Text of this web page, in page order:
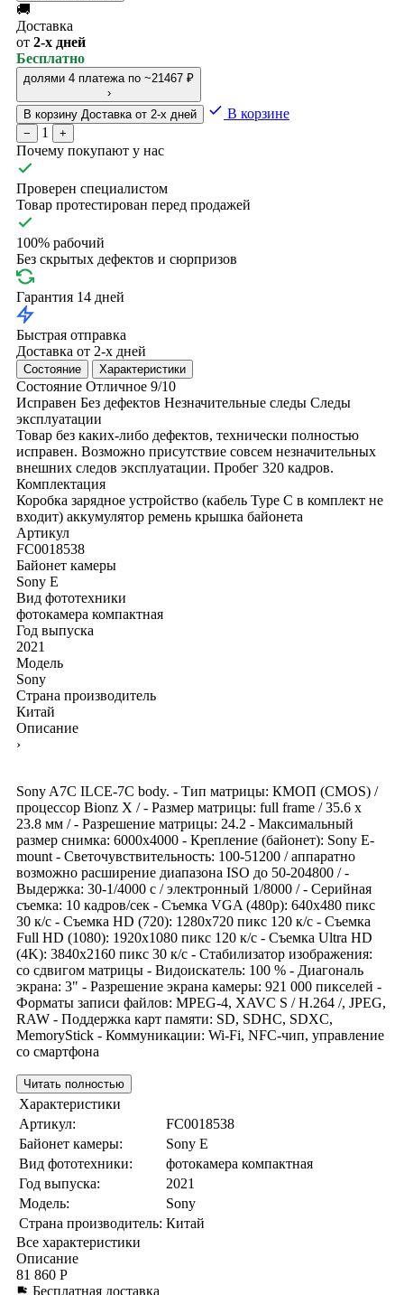
🚚
Доставка
от 2-х дней
Бесплатно
долями 4 платежа по ~21467 ₽
›
В корзину Доставка от 2-х дней В корзине
− 1 +
Почему покупают у нас
Проверен специалистом
Товар протестирован перед продажей
100% рабочий
Без скрытых дефектов и сюрпризов
Гарантия 14 дней
Быстрая отправка
Доставка от 2-х дней
Состояние Характеристики
Состояние Отличное 9/10
Исправен Без дефектов Незначительные следы Следы
эксплуатации
Товар без каких-либо дефектов, технически полностью
исправен. Возможно присутствие совсем незначительных
внешних следов эксплуатации. Пробег 320 кадров.
Комплектация
Коробка зарядное устройство (кабель Type C в комплект не
входит) аккумулятор ремень крышка байонета
Артикул
FC0018538
Байонет камеры
Sony E
Вид фототехники
фотокамера компактная
Год выпуска
2021
Модель
Sony
Страна производитель
Китай
Описание
›
Sony A7C ILCE-7C body. - Тип матрицы: КМОП (CMOS) /
процессор Bionz X / - Размер матрицы: full frame / 35.6 x
23.8 мм / - Разрешение матрицы: 24.2 - Максимальный
размер снимка: 6000x4000 - Крепление (байонет): Sony E-
mount - Светочувствительность: 100-51200 / аппаратно
возможно расширение диапазона ISO до 50-204800 / -
Выдержка: 30-1/4000 с / электронный 1/8000 / - Серийная
съемка: 10 кадров/сек - Съемка VGA (480p): 640x480 пикс
30 к/с - Съемка HD (720): 1280x720 пикс 120 к/с - Съемка
Full HD (1080): 1920x1080 пикс 120 к/с - Съемка Ultra HD
(4K): 3840x2160 пикс 30 к/с - Стабилизатор изображения:
со сдвигом матрицы - Видоискатель: 100 % - Диагональ
экрана: 3" - Разрешение экрана камеры: 921 000 пикселей -
Форматы записи файлов: MPEG-4, XAVC S / H.264 /, JPEG,
RAW - Поддержка карт памяти: SD, SDHC, SDXC,
MemoryStick - Коммуникации: Wi-Fi, NFC-чип, управление
со смартфона
Читать полностью
Характеристики
Артикул:
FC0018538
Байонет камеры:
Sony E
Вид фототехники:
фотокамера компактная
Год выпуска:
2021
Модель:
Sony
Страна производитель: Китай
Все характеристики
Описание
81 860 Р
Бесплатная доставка